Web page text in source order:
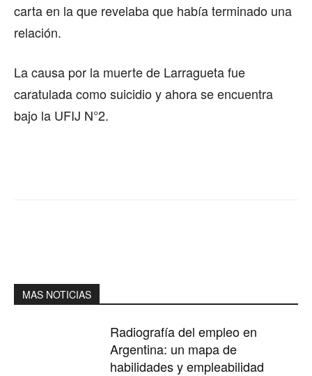
carta en la que revelaba que había terminado una
relación.
La causa por la muerte de Larragueta fue
caratulada como suicidio y ahora se encuentra
bajo la UFIJ N°2.
MAS NOTICIAS
Radiografía del empleo en
Argentina: un mapa de
habilidades y empleabilidad